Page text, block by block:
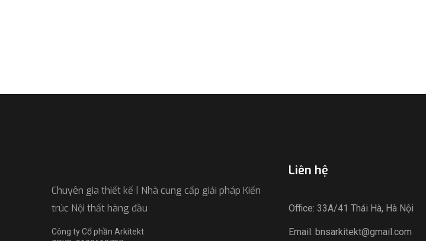
Chuyên gia thiết kế | Nhà cung cấp giải pháp Kiến
trúc Nội thất hàng đầu
Công ty Cổ phần Arkitekt
Liên hệ
Office: 33A/41 Thái Hà, Hà Nội
Email: bnsarkitekt@gmail.com